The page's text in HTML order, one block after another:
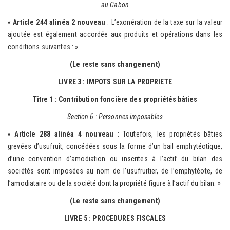
au Gabon
«Article 244 alinéa 2 nouveau : L’exonération de la taxe sur la valeur
ajoutée est également accordée aux produits et opérations dans les
conditions suivantes : »
(Le reste sans changement)
LIVRE 3 : IMPOTS SUR LA PROPRIETE
Titre 1 : Contribution foncière des propriétés bâties
Section 6 : Personnes imposables
«Article 288 alinéa 4 nouveau : Toutefois, les propriétés bâties
grevées d’usufruit, concédées sous la forme d’un bail emphytéotique,
d’une convention d’amodiation ou inscrites à l’actif du bilan des
sociétés sont imposées au nom de l’usufruitier, de l’emphytéote, de
l’amodiataire ou de la société dont la propriété figure à l’actif du bilan. »
(Le reste sans changement)
LIVRE 5 : PROCEDURES FISCALES